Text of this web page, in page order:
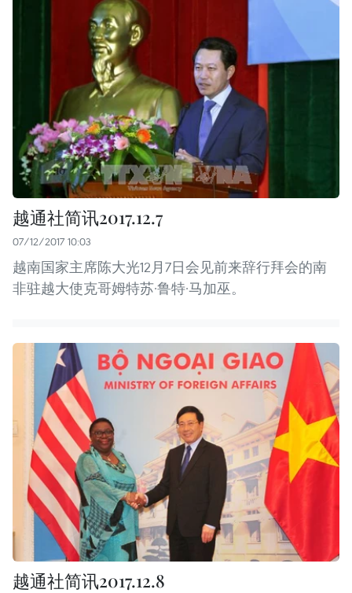
越通社简讯2017.12.7
07/12/2017 10:03
越南国家主席陈大光12月7日会见前来辞行拜会的南
非驻越大使克哥姆特苏·鲁特·马加巫。
越通社简讯2017.12.8